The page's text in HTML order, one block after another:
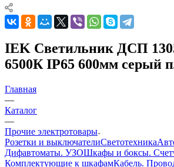
IEK Светильник ДСП
6500К IP65 600мм серый
Главная
—
Каталог
—
Прочие электротовары
Розетки и выключателиСветотехника
Дифавтоматы. УЗОШкафы и боксы.
Комплектующие к шкафамКабель.